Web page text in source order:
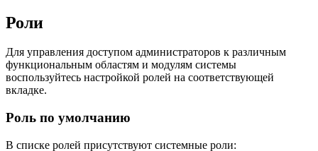
Роли
Для управления доступом администраторов к различным
функциональным областям и модулям системы
воспользуйтесь настройкой ролей на соответствующей
вкладке.
Роль по умолчанию
В списке ролей присутствуют системные роли: